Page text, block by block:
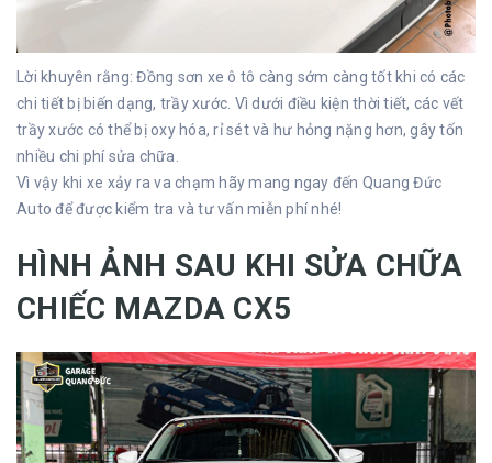
Lời khuyên rằng: Đồng sơn xe ô tô càng sớm càng tốt khi có các
chi tiết bị biến dạng, trầy xước. Vì dưới điều kiện thời tiết, các vết
trầy xước có thể bị oxy hóa, rỉ sét và hư hỏng nặng hơn, gây tốn
nhiều chi phí sửa chữa.
Vì vậy khi xe xảy ra va chạm hãy mang ngay đến Quang Đức
Auto để được kiểm tra và tư vấn miễn phí nhé!
HÌNH ẢNH SAU KHI SỬA CHỮA
CHIẾC MAZDA CX5